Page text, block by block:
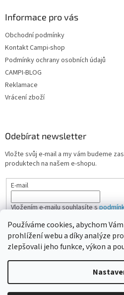
Používáme cookies, abychom
prohlížení webu a díky analýze
zlepšovali jeho funkce, výkon a
Informace pro vás
Obchodní podmínky
Kontakt Campi-shop
Podmínky ochrany osobních údajů
CAMPI-BLOG
Reklamace
Vrácení zboží
Odebírat newsletter
Vložte svůj e-mail a my vám budeme
produktech na našem e-shopu.
E-mail
Vložením e-mailu souhlasíte s
PŘIHLÁSIT SE
Vytvořil